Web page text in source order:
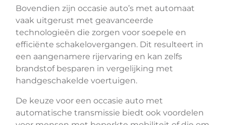
Bovendien zijn occasie auto’s met automaat
vaak uitgerust met geavanceerde
technologieën die zorgen voor soepele en
efficiënte schakelovergangen. Dit resulteert in
een aangenamere rijervaring en kan zelfs
brandstof besparen in vergelijking met
handgeschakelde voertuigen.
De keuze voor een occasie auto met
automatische transmissie biedt ook voordelen